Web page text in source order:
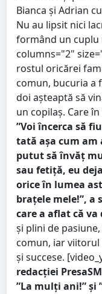
Bianca și Adrian
Nu au lipsit nici
formând un cuplu
columns="2"
rostul oricărei
comun, bucuria a
doi așteaptă să
un copilaș. Care
”Voi încerca să
tată așa cum am
putut să învăț
sau fetiță, eu
orice în lumea
brațele mele!”,
care a aflat că
și plini de
comun, iar
și succese.
redacției
”La mulți ani!” și